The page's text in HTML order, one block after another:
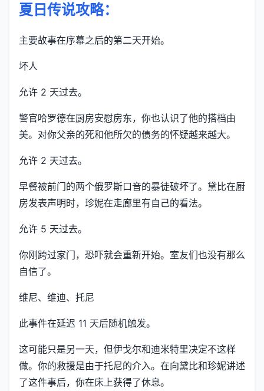
夏日传说攻略：
主要故事在序幕之后的第二天开始。
坏人
允许 2 天过去。
警官哈罗德在厨房安慰房东，你也认识了他的搭档由
美。对你父亲的死和他所欠的债务的怀疑越来越大。
允许 2 天过去。
早餐被前门的两个俄罗斯口音的暴徒破坏了。黛比在厨
房发表声明时，珍妮在走廊里有自己的看法。
允许 5 天过去。
你刚跨过家门，恐吓就会重新开始。室友们也没有那么
自信了。
维尼、维迪、托尼
此事件在延迟 11 天后随机触发。
这可能只是另一天，但伊戈尔和迪米特里决定不这样
做。你的救援是由于托尼的介入。在向黛比和珍妮讲述
了这件事后，你在床上获得了休息。